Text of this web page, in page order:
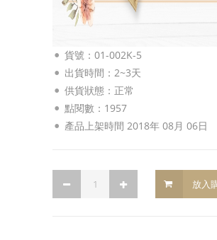
貨號：01-002K-5
出貨時間：2~3天
供貨狀態： 正常
點閱數：1957
產品上架時間 2018年 08月 06日
放入